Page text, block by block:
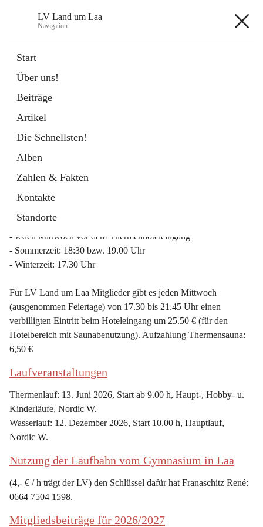
LV Land um Laa
Navigation
Start
Über uns!
Beiträge
Artikel
Die Schnellsten!
Alben
Zahlen & Fakten
Kontakte
Standorte
Externe Webseite
in
Tab
Mitgliederinfo 2026
Lauftreff
- Jeden Mittwoch vor dem Thermenhoteleingang
- Sommerzeit: 18:30 bzw. 19.00 Uhr
- Winterzeit: 17.30 Uhr
Für LV Land um Laa Mitglieder gibt es jeden Mittwoch
(ausgenommen Feiertage) von 17.30 bis 21.45 Uhr einen
verbilligten Eintritt beim Hoteleingang um 25.50 € (für den
Hotelbereich mit Saunabenutzung). Aufzahlung Thermensauna:
6,50 €
Laufveranstaltungen
Thermenlauf: 13. Juni 2026, Start ab 9.00 h, Haupt-, Hobby- u.
Kinderläufe, Nordic W.
Wasserlauf: 12. Dezember 2026, Start 10.00 h, Hauptlauf,
Nordic W.
Nutzung der Laufbahn vom Gymnasium in Laa
(4,- € / h trägt der LV) den Schlüssel dafür hat Franaschitz René:
0664 7504 1598.
Mitgliedsbeiträge für 2026/2027